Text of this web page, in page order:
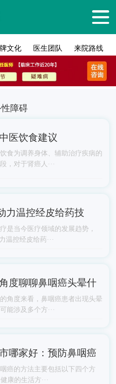
文化 医生团队 来院路线
性障碍
医饮食建议
食为调养身体、辅助治疗疾病的
，对于肾癌人···
力温控经皮给药技
是当今医疗领域的发展趋势，
温控经皮给药···
度聊聊鼻咽癌头晕什
角度来看，鼻咽癌患者出现头晕
能涉及多个方···
哪家好：预防鼻咽癌
癌的方法主要包括以下四个方
康的生活方···